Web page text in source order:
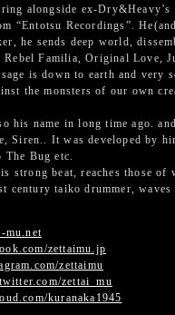
alongside ex-
“Entotsu Recordings”.
he sends deep world,
Familia, Original Love,
is down to earth and very
the monsters of our own
his name in long time ago.
Siren.. It was developed by
Bug etc.
strong beat, reaches those of
century taiko drummer,
mu.net
zettaimu.jp
zettaimu
zettai_mu
kuranaka1945